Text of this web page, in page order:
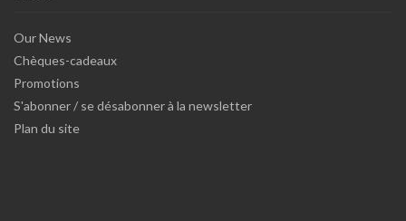
Our News
Chèques-cadeaux
Promotions
S'abonner / se désabonner à la newsletter
Plan du site